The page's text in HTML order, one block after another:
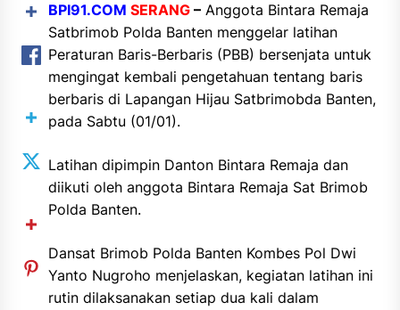
BPI91.COM SERANG –Anggota Bintara Remaja
Satbrimob Polda Banten menggelar latihan
Peraturan Baris-Berbaris (PBB) bersenjata untuk
mengingat kembali pengetahuan tentang baris
berbaris di Lapangan Hijau Satbrimobda Banten,
pada Sabtu (01/01).
Latihan dipimpin Danton Bintara Remaja dan
diikuti oleh anggota Bintara Remaja Sat Brimob
Polda Banten.
Dansat Brimob Polda Banten Kombes Pol Dwi
Yanto Nugroho menjelaskan, kegiatan latihan ini
rutin dilaksanakan setiap dua kali dalam